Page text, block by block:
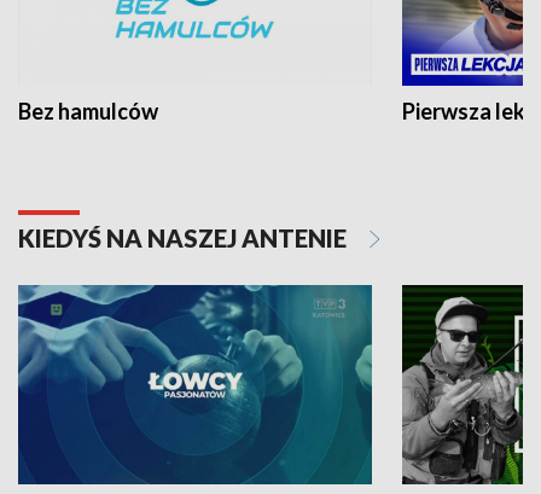
Bez hamulców Pierwsza
KIEDYŚ NA NASZEJ ANTENIE